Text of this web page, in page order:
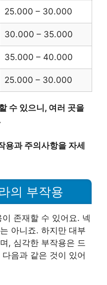
25.000 – 30.000
30.000 – 35.000
35.000 – 40.000
25.000 – 30.000
수 있으니, 여러 곳을
용과 주의사항을 자세
의 부작용
존재할 수 있어요. 넥
아니죠. 하지만 대부
, 심각한 부작용은 드
음과 같은 것이 있어